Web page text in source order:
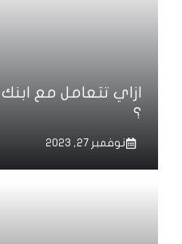
ازاي تتعامل مع
؟
نوفمبر 27, 2023